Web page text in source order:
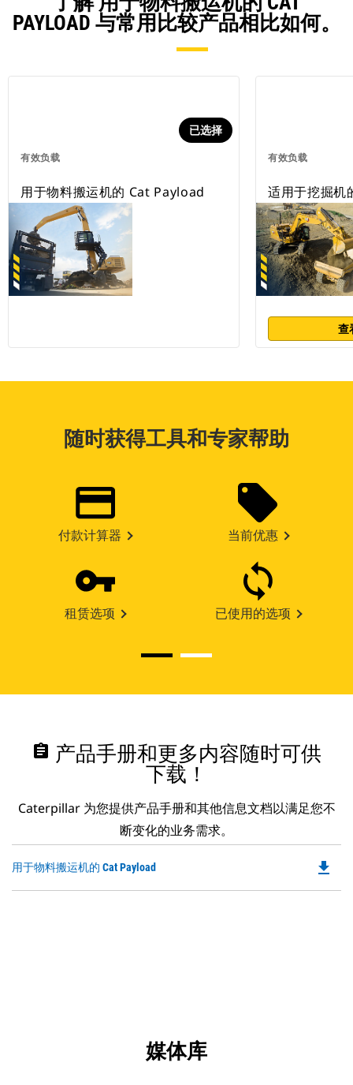
PAYLOAD 与常用比较产品相比如何。
有效负载
已选择
用于物料搬运机的 Cat Payload
有效负载
适用于挖掘
查
随时获得工具和专家帮助
付款计算器 当前优惠
租赁选项 已使用的选项
assignment 产品手册和更多内容随时可供
下载！
Caterpillar 为您提供产品手册和其他信息文档以满足您不
断变化的业务需求。
用于物料搬运机的 Cat Payload file_download
媒体库